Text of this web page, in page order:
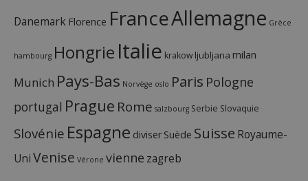
Danemark Florence FranceAllemagne Grèce
hambourg Hongrie Italie krakow ljubljana milan
Munich Pays-Bas Norvège oslo Paris Pologne
portugal Prague Rome salzbourg Serbie Slovaquie
Slovénie Espagne diviser Suède Suisse Royaume-
UniVenise Vérone vienne zagreb